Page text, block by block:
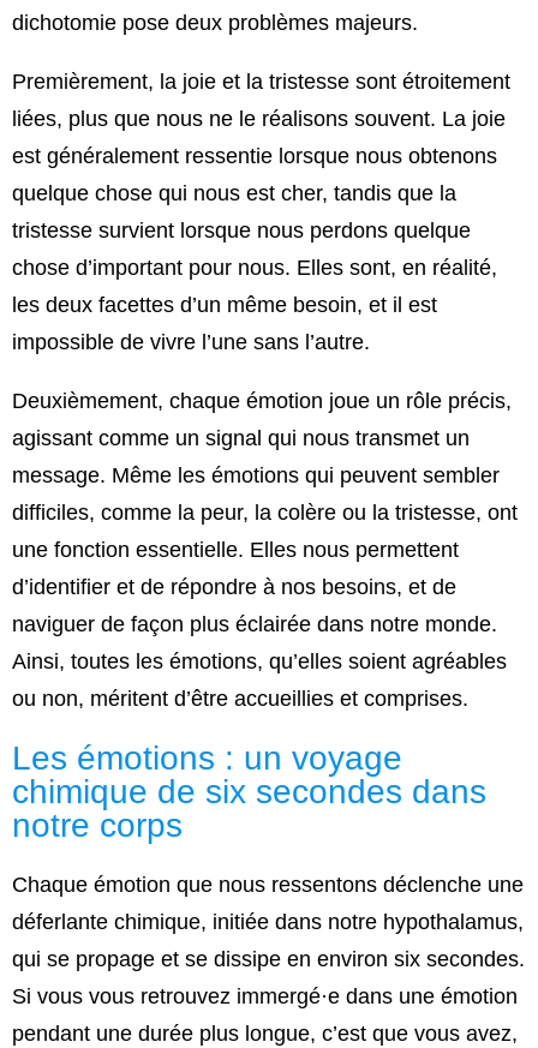
dichotomie pose deux problèmes majeurs.
Premièrement, la joie et la tristesse sont étroitement
liées, plus que nous ne le réalisons souvent. La joie
est généralement ressentie lorsque nous obtenons
quelque chose qui nous est cher, tandis que la
tristesse survient lorsque nous perdons quelque
chose d’important pour nous. Elles sont, en réalité,
les deux facettes d’un même besoin, et il est
impossible de vivre l’une sans l’autre.
Deuxièmement, chaque émotion joue un rôle précis,
agissant comme un signal qui nous transmet un
message. Même les émotions qui peuvent sembler
difficiles, comme la peur, la colère ou la tristesse, ont
une fonction essentielle. Elles nous permettent
d’identifier et de répondre à nos besoins, et de
naviguer de façon plus éclairée dans notre monde.
Ainsi, toutes les émotions, qu’elles soient agréables
ou non, méritent d’être accueillies et comprises.
Les émotions : un voyage
chimique de six secondes dans
notre corps
Chaque émotion que nous ressentons déclenche une
déferlante chimique, initiée dans notre hypothalamus,
qui se propage et se dissipe en environ six secondes.
Si vous vous retrouvez immergé·e dans une émotion
pendant une durée plus longue, c’est que vous avez,